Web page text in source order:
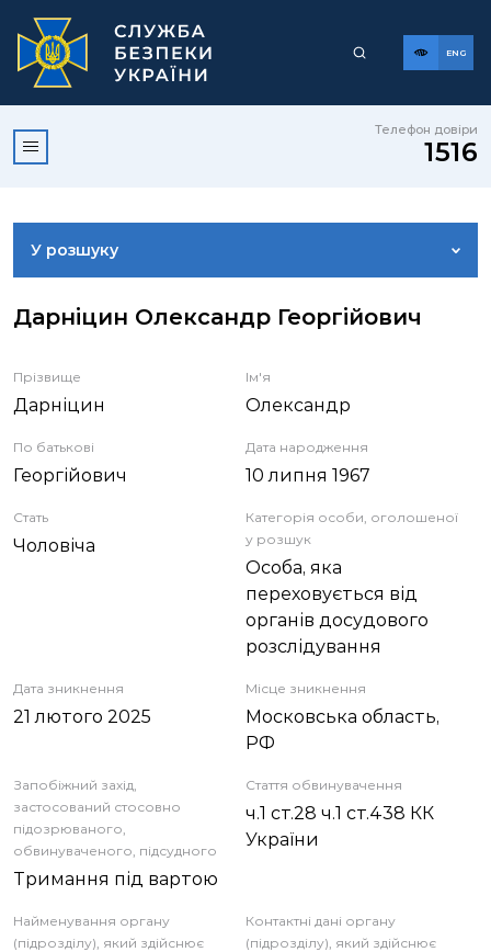
ENG
Телефон довіри
1516
У розшуку
ДОСТУП ДО ПУБЛІЧНОЇ ІНФОРМАЦІЇ
ЗВЕРНЕННЯ ГРОМАДЯН
НОРМАТИВНО-ПРАВОВА БАЗА
ДЕМОКРАТИЧНИЙ КОНТРОЛЬ
Дарніцин Олександр Георгійович
Прізвище
Дарніцин
Ім'я
Олександр
По батькові
Георгійович
Дата народження
10 липня 1967
Стать
Чоловіча
Категорія особи, оголошеної
у розшук
Особа, яка
переховується від
органів досудового
розслідування
Дата зникнення
21 лютого 2025
Місце зникнення
Московська область,
РФ
Запобіжний захід,
застосований стосовно
підозрюваного,
обвинуваченого, підсудного
Тримання під вартою
Стаття обвинувачення
ч.1 ст.28 ч.1 ст.438 КК
України
Найменування органу
(підрозділу), який здійснює
Контактні дані органу
(підрозділу), який здійснює